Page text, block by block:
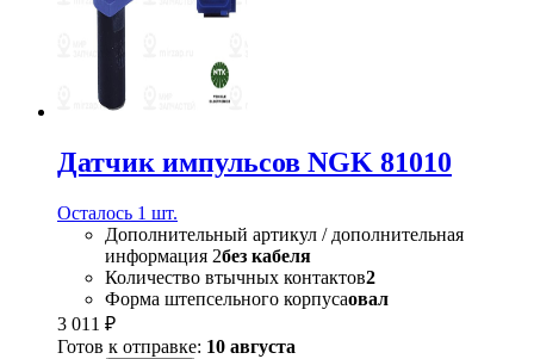
Датчик импульсов NGK 81010
Осталось 1 шт.
Дополнительный артикул / дополнительная
информация 2без кабеля
Количество втычных контактов2
Форма штепсельного корпусаовал
3 011 ₽
Готов к отправке: 10 августа